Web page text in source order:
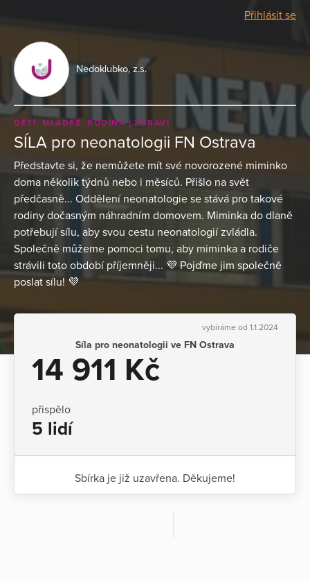
Přihlásit se
Nedoklubko, z.s.
DĚTI, MLÁDEŽ, RODINA ZDRAVÍ
SÍLA pro neonatologii FN Ostrava
Představte si, že nemůžete mít své novorozené miminko
doma několik týdnů nebo i měsíců. Přišlo na svět
předčasně... Oddělení neonatologie se stává pro takové
rodiny dočasným náhradním domovem. Miminka do dlaně
potřebují sílu, aby svou cestu neonatologií zvládla.
Společně můžeme pomoci tomu, aby miminka a rodiče
strávili toto období příjemněji... 💜 Pojďme jim společně
poslat sílu! 💜
vybíráme od 1.1.2024
Síla pro neonatologii ve FN Ostrava
14 911 Kč
přispělo
5 lidí
Sbírka je již uzavřena. Děkujeme!